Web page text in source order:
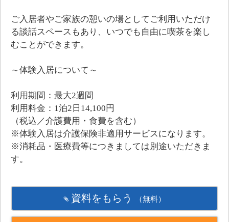
ご入居者やご家族の憩いの場としてご利用いただけ
る談話スペースもあり、いつでも自由に喫茶を楽し
むことができます。
～体験入居について～
利用期間：最大2週間
利用料金：1泊2日14,100円
（税込／介護費用・食費を含む）
※体験入居は介護保険非適用サービスになります。
※消耗品・医療費等につきましては別途いただきま
す。
資料をもらう （無料）